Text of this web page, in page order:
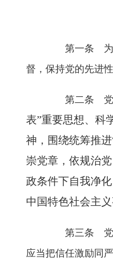
第一条 为坚
督，保持党的先进
第二条 党内
表”重要思想、科
神，围绕统筹推
崇党章，依规治
政条件下自我净
中国特色社会主
第三条 党内
应当把信任激励同